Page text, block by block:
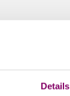
Details